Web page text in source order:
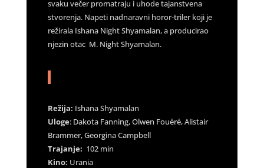
svaku večer promatraju i uhode tajanstvena
stvorenja. Napeti nadnaravni horor-triler koji je
režirala Ishana Night Shyamalan, a producirao
njezin otac M. Night Shyamalan.
Režija: Ishana Shyamalan
Uloge: Dakota Fanning, Olwen Fouéré, Alistair
Brammer, Georgina Campbell
Trajanje: 102 min
Kino: Urania